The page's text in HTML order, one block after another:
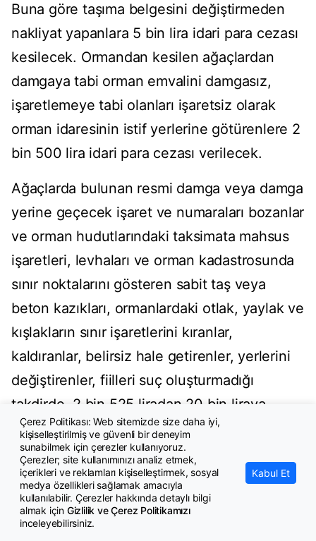
Buna göre taşıma belgesini değiştirmeden
nakliyat yapanlara 5 bin lira idari para cezası
kesilecek. Ormandan kesilen ağaçlardan
damgaya tabi orman emvalini damgasız,
işaretlemeye tabi olanları işaretsiz olarak
orman idaresinin istif yerlerine götürenlere 2
bin 500 lira idari para cezası verilecek.
Ağaçlarda bulunan resmi damga veya damga
yerine geçecek işaret ve numaraları bozanlar
ve orman hudutlarındaki taksimata mahsus
işaretleri, levhaları ve orman kadastrosunda
sınır noktalarını gösteren sabit taş veya
beton kazıkları, ormanlardaki otlak, yaylak ve
kışlakların sınır işaretlerini kıranlar,
kaldıranlar, belirsiz hale getirenler, yerlerini
değiştirenler, fiilleri suç oluşturmadığı
takdirde, 2 bin 525 liradan 20 bin liraya
kadar idari para cezası ile cezalandırılacak.
Orman yangınlarına sebep
olanlara verilen cezalar
artırılıyor
Çerez Politikası: Web sitemizde size daha iyi,
kişiselleştirilmiş ve güvenli bir deneyim
sunabilmek için çerezler kullanıyoruz.
Çerezler; site kullanımınızı analiz etmek,
içerikleri ve reklamları kişiselleştirmek, sosyal
medya özellikleri sağlamak amacıyla
kullanılabilir. Çerezler hakkında detaylı bilgi
almak için Gizlilik ve Çerez Politikamızı
inceleyebilirsiniz.
Kabul Et